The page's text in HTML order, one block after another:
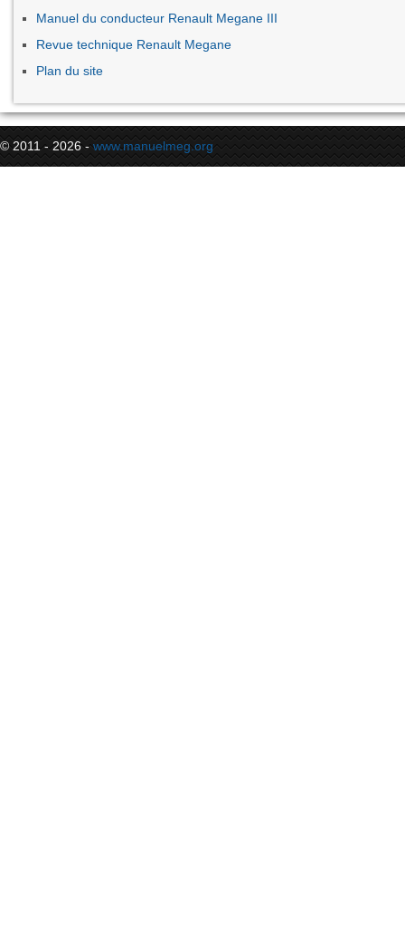
Manuel du conducteur Renault Megane III
Revue technique Renault Megane
Plan du site
© 2011 - 2026 - www.manuelmeg.org